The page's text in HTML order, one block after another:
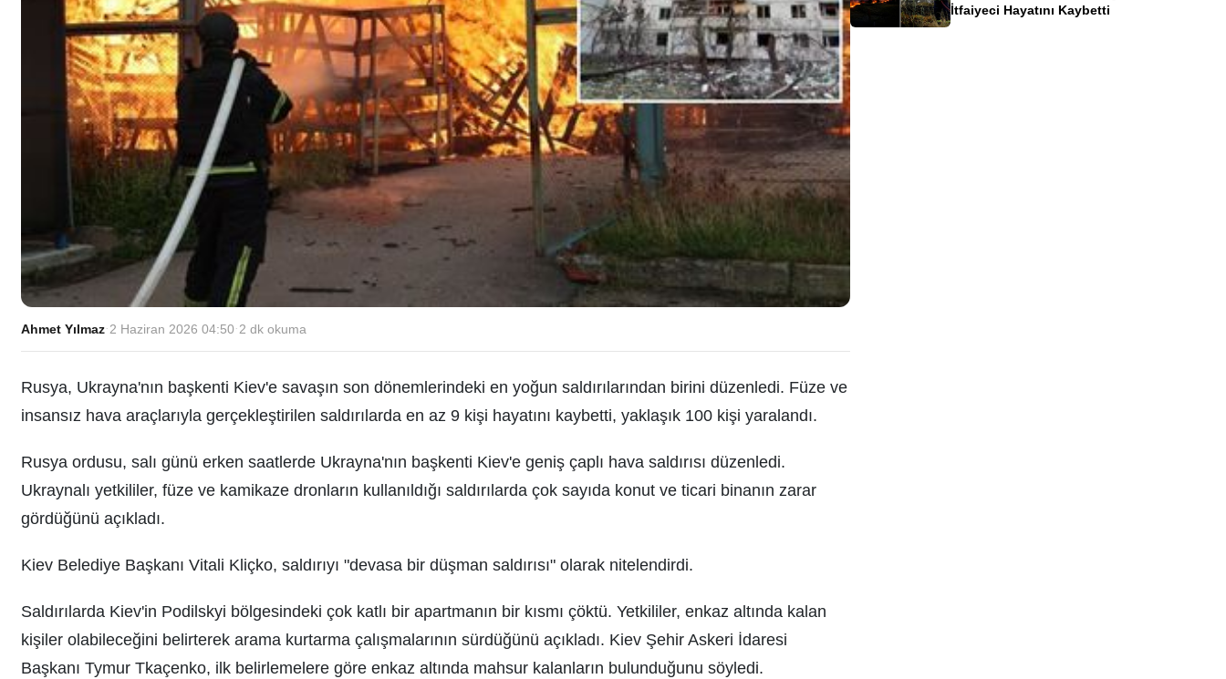
Ahmet Yılmaz·2 Haziran 2026 04:50 ·2 dk okuma
Rusya, Ukrayna'nın başkenti Kiev'e savaşın son dönemlerindeki en yoğun saldırılarından birini düzenledi. Füze ve
insansız hava araçlarıyla gerçekleştirilen saldırılarda en az 9 kişi hayatını kaybetti, yaklaşık 100 kişi yaralandı.
Rusya ordusu, salı günü erken saatlerde Ukrayna'nın başkenti Kiev'e geniş çaplı hava saldırısı düzenledi.
Ukraynalı yetkililer, füze ve kamikaze dronların kullanıldığı saldırılarda çok sayıda konut ve ticari binanın zarar
gördüğünü açıkladı.
Kiev Belediye Başkanı Vitali Kliçko, saldırıyı "devasa bir düşman saldırısı" olarak nitelendirdi.
Saldırılarda Kiev'in Podilskyi bölgesindeki çok katlı bir apartmanın bir kısmı çöktü. Yetkililer, enkaz altında kalan
kişiler olabileceğini belirterek arama kurtarma çalışmalarının sürdüğünü açıkladı. Kiev Şehir Askeri İdaresi
Başkanı Tymur Tkaçenko, ilk belirlemelere göre enkaz altında mahsur kalanların bulunduğunu söyledi.
İtfaiyeci Hayatını Kaybetti